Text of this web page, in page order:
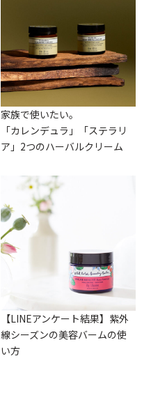
家族で使いたい。
「カレンデュラ」「ステラリ
ア」2つのハーバルクリーム
【LINEアンケート結果】紫外
線シーズンの美容バームの使
い方